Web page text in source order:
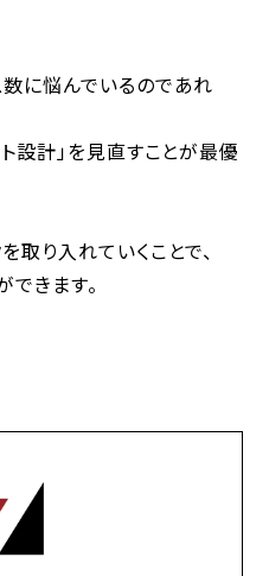
に悩んでいるのであれ
ト設計」を見直すことが最優
取り入れていくことで、
きます。